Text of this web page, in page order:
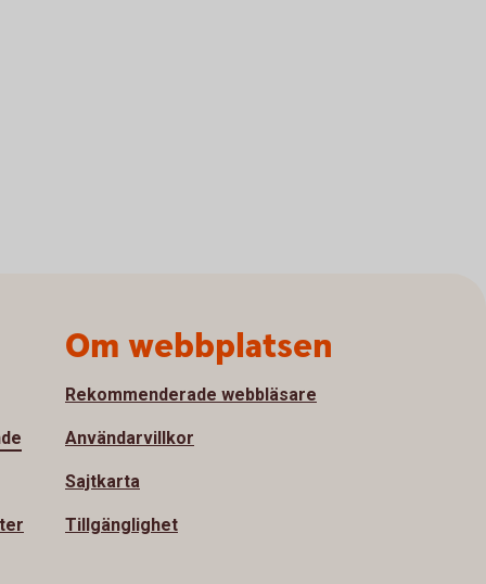
Om webbplatsen
Rekommenderade webbläsare
Användarvillkor
Sajtkarta
Tillgänglighet